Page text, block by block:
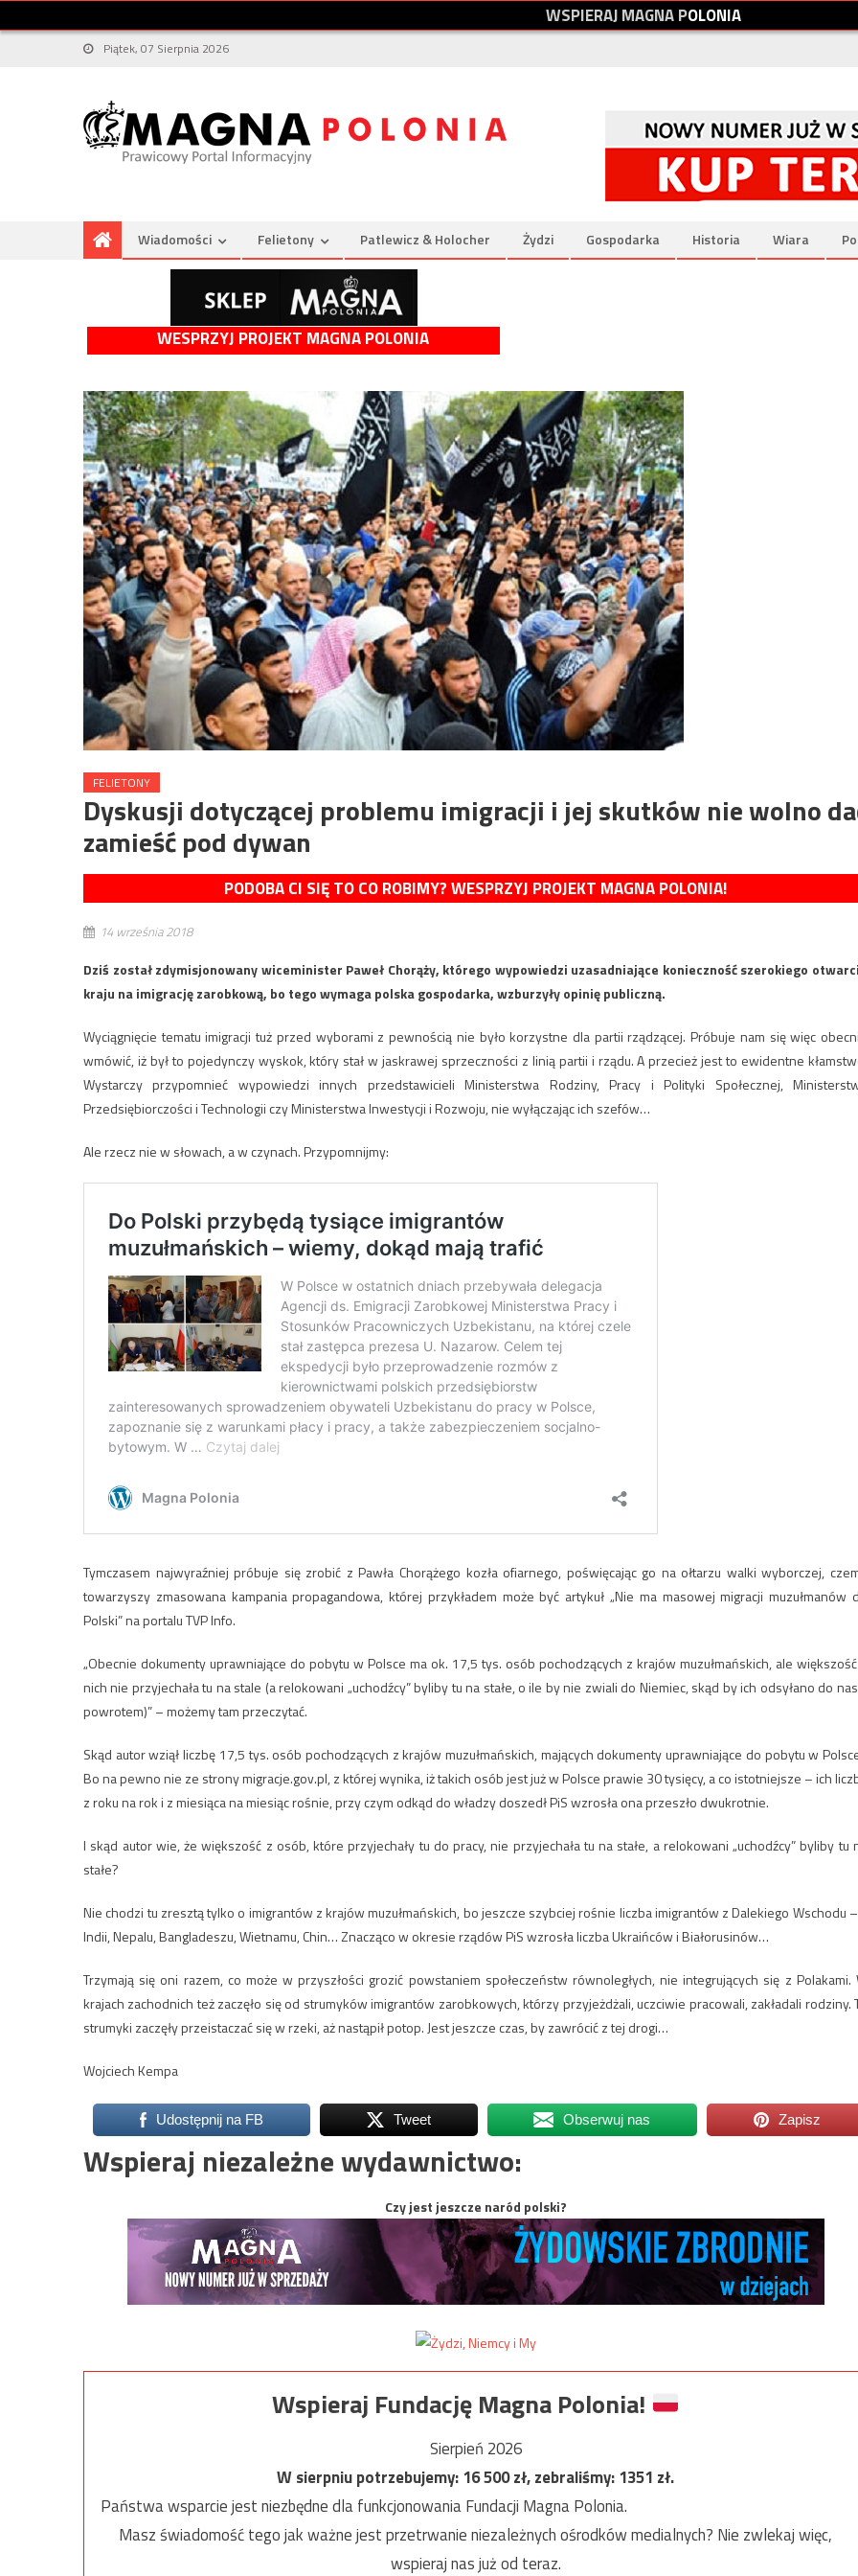
WSPIERAJMAGNAPOLONIA
Piątek, 07 Sierpnia 2026
Wiadomości Felietony Patlewicz & Holocher Żydzi Gospodarka Historia Wiara
WESPRZYJ PROJEKT MAGNA POLONIA
FELIETONY
Dyskusji dotyczącej problemu imigracji i jej skutków nie wolno
zamieść pod dywan
PODOBA CI SIĘ TO CO ROBIMY? WESPRZYJ PROJEKT MAGNA POLONIA!
14 września 2018
Dziś został zdymisjonowany wiceminister Paweł Chorąży, którego wypowiedzi uzasadniające konieczność szerokiego
kraju na imigrację zarobkową, bo tego wymaga polska gospodarka, wzburzyły opinię publiczną.
Wyciągnięcie tematu imigracji tuż przed wyborami z pewnością nie było korzystne dla partii rządzącej. Próbuje nam się więc
wmówić, iż był to pojedynczy wyskok, który stał w jaskrawej sprzeczności z linią partii i rządu. A przecież jest to ewidentne
Wystarczy przypomnieć wypowiedzi innych przedstawicieli Ministerstwa Rodziny, Pracy i Polityki Społecznej,
Przedsiębiorczości i Technologii czy Ministerstwa Inwestycji i Rozwoju, nie wyłączając ich szefów…
Ale rzecz nie w słowach, a w czynach. Przypomnijmy:
Tymczasem najwyraźniej próbuje się zrobić z Pawła Chorążego kozła ofiarnego, poświęcając go na ołtarzu walki wyborczej,
towarzyszy zmasowana kampania propagandowa, której przykładem może być artykuł „Nie ma masowej migracji muzułmanów
Polski” na portalu TVP Info.
„Obecnie dokumenty uprawniające do pobytu w Polsce ma ok. 17,5 tys. osób pochodzących z krajów muzułmańskich, ale
nich nie przyjechała tu na stale (a relokowani „uchodźcy” byliby tu na stałe, o ile by nie zwiali do Niemiec, skąd by ich odsyłano do
powrotem)” – możemy tam przeczytać.
Skąd autor wziął liczbę 17,5 tys. osób pochodzących z krajów muzułmańskich, mających dokumenty uprawniające do pobytu w
Bo na pewno nie ze strony migracje.gov.pl, z której wynika, iż takich osób jest już w Polsce prawie 30 tysięcy, a co istotniejsze – ich
z roku na rok i z miesiąca na miesiąc rośnie, przy czym odkąd do władzy doszedł PiS wzrosła ona przeszło dwukrotnie.
I skąd autor wie, że większość z osób, które przyjechały tu do pracy, nie przyjechała tu na stałe, a relokowani „uchodźcy” byliby tu
stałe?
Nie chodzi tu zresztą tylko o imigrantów z krajów muzułmańskich, bo jeszcze szybciej rośnie liczba imigrantów z Dalekiego Wschodu
Indii, Nepalu, Bangladeszu, Wietnamu, Chin… Znacząco w okresie rządów PiS wzrosła liczba Ukraińców i Białorusinów…
Trzymają się oni razem, co może w przyszłości grozić powstaniem społeczeństw równoległych, nie integrujących się z Polakami.
krajach zachodnich też zaczęło się od strumyków imigrantów zarobkowych, którzy przyjeżdżali, uczciwie pracowali, zakładali rodziny.
strumyki zaczęły przeistaczać się w rzeki, aż nastąpił potop. Jest jeszcze czas, by zawrócić z tej drogi…
Wojciech Kempa
Udostępnij na FB Tweet Obserwuj nas Zapisz
Wspieraj niezależne wydawnictwo:
Czy jest jeszcze naród polski?
Wspieraj Fundację Magna Polonia!
Sierpień 2026
W sierpniu potrzebujemy:16 500zł, zebraliśmy:1351 zł.
Państwa wsparcie jest niezbędne dla funkcjonowania Fundacji Magna Polonia.
Masz świadomość tego jak ważne jest przetrwanie niezależnych ośrodków medialnych? Nie zwlekaj więc,
wspieraj nas już od teraz.